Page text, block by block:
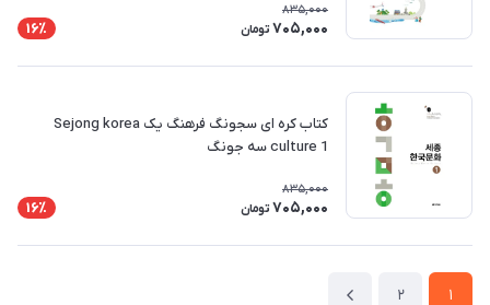
835,000
705,000 تومان 16٪
کتاب کره ای سجونگ فرهنگ یک Sejong korea
culture 1 سه جونگ
835,000
705,000 تومان 16٪
1
2